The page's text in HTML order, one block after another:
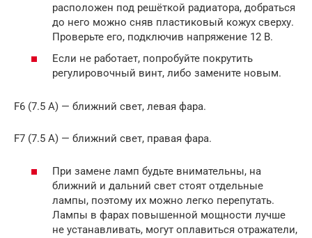
расположен под решёткой радиатора, добраться
до него можно сняв пластиковый кожух сверху.
Проверьте его, подключив напряжение 12 В.
Если не работает, попробуйте покрутить
регулировочный винт, либо замените новым.
F6 (7.5 А) — ближний свет, левая фара.
F7 (7.5 А) — ближний свет, правая фара.
При замене ламп будьте внимательны, на
ближний и дальний свет стоят отдельные
лампы, поэтому их можно легко перепутать.
Лампы в фарах повышенной мощности лучше
не устанавливать, могут оплавиться отражатели,